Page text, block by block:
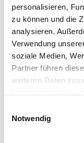
personalisieren,
zu können und die
analysieren.
Verwendung
soziale Medien,
Partner führen
weiteren Daten
Notwendig